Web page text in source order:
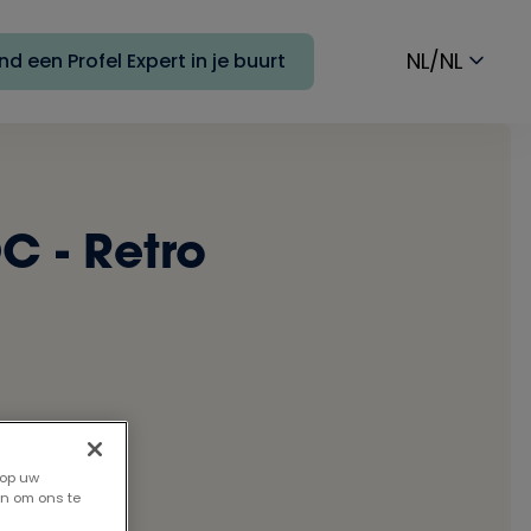
een Profel Expert in je buurt NL/NL
- Retro
uw
om ons te